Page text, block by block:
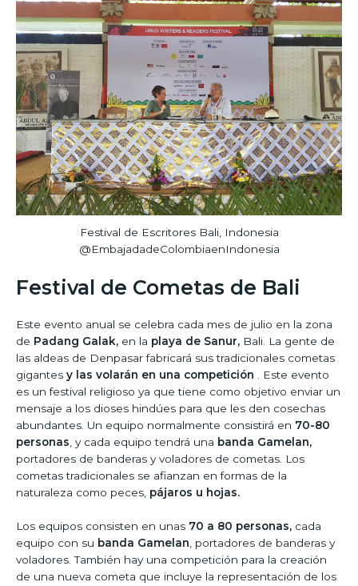
Festival de Escritores Bali, Indonesia
@EmbajadadeColombiaenIndonesia
Festival de Cometas de Bali
Este evento anual se celebra cada mes de julio en la zona
de Padang Galak, en la playa de Sanur, Bali. La gente de
las aldeas de Denpasar fabricará sus tradicionales cometas
gigantes y las volarán en una competición
. Este evento
es un festival religioso ya que tiene como objetivo enviar un
mensaje a los dioses hindúes para que les den cosechas
abundantes. Un equipo normalmente consistirá en 70-80
personas , y cada equipo tendrá una banda Gamelan,
portadores de banderas y voladores de cometas. Los
cometas tradicionales se afianzan en formas de la
naturaleza como peces, pájaros u hojas.
Los equipos consisten en unas 70 a 80 personas, cada
equipo con su banda Gamelan, portadores de banderas y
voladores. También hay una competición para la creación
de una nueva cometa que incluye la representación de los